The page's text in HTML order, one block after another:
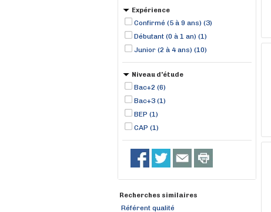
Expérience
Confirmé (5 à 9 ans) (3)
Débutant (0 à 1 an) (1)
Junior (2 à 4 ans) (10)
Niveau d'étude
Bac+2 (6)
Bac+3 (1)
BEP (1)
CAP (1)
Recherches similaires
Référent qualité